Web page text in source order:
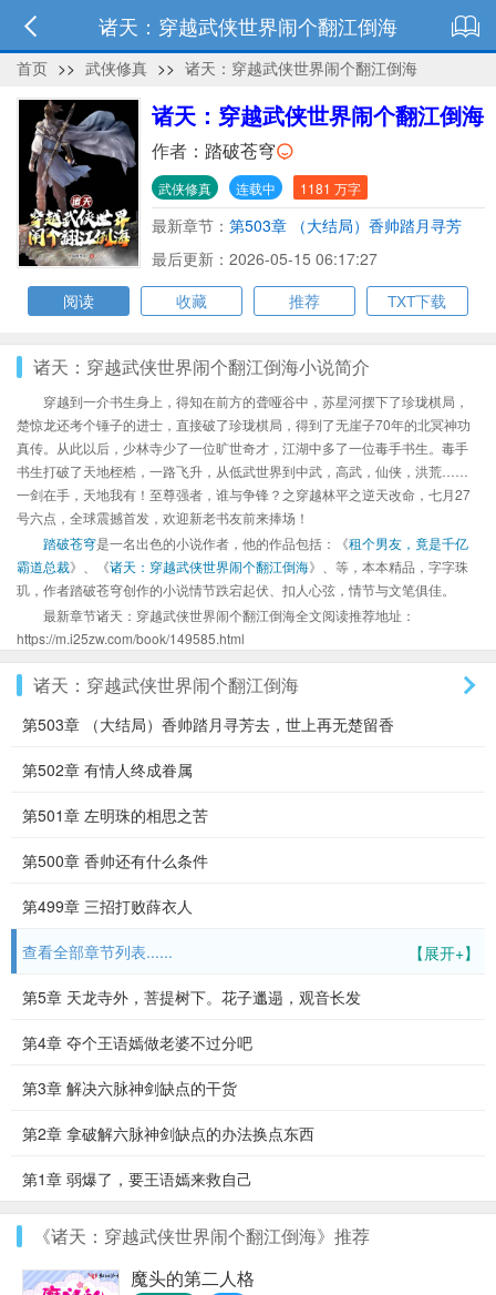
诸天：穿越武侠世界闹个翻江倒海
首页 >> 武侠修真 >> 诸天：穿越武侠世界闹个翻江倒海
诸天：穿越武侠世界闹个翻江倒海
作者： 踏破苍穹
武侠修真 连载中 1181 万字
最新章节： 第503章 （大结局）香帅踏月寻芳
去，世上再无楚留香
最后更新：2026-05-15 06:17:27
阅读
收藏 推荐 TXT下载
诸天：穿越武侠世界闹个翻江倒海小说简介
穿越到一介书生身上，得知在前方的聋哑谷中，苏星河摆下了珍珑棋局，
楚惊龙还考个锤子的进士，直接破了珍珑棋局，得到了无崖子70年的北冥神功
真传。从此以后，少林寺少了一位旷世奇才，江湖中多了一位毒手书生。毒手
书生打破了天地桎梏，一路飞升，从低武世界到中武，高武，仙侠，洪荒……
一剑在手，天地我有！至尊强者，谁与争锋？之穿越林平之逆天改命，七月27
号六点，全球震撼首发，欢迎新老书友前来捧场！
踏破苍穹是一名出色的小说作者，他的作品包括：《租个男友，竟是千亿
霸道总裁》、《诸天：穿越武侠世界闹个翻江倒海》、等，本本精品，字字珠
玑，作者踏破苍穹创作的小说情节跌宕起伏、扣人心弦，情节与文笔俱佳。
最新章节诸天：穿越武侠世界闹个翻江倒海全文阅读推荐地址：
https://m.i25zw.com/book/149585.html
诸天：穿越武侠世界闹个翻江倒海
第503章 （大结局）香帅踏月寻芳去，世上再无楚留香
第502章 有情人终成眷属
第501章 左明珠的相思之苦
第500章 香帅还有什么条件
第499章 三招打败薛衣人
【展开+】
查看全部章节列表......
第5章 天龙寺外，菩提树下。花子邋遢，观音长发
第4章 夺个王语嫣做老婆不过分吧
第3章 解决六脉神剑缺点的干货
第2章 拿破解六脉神剑缺点的办法换点东西
第1章 弱爆了，要王语嫣来救自己
《诸天：穿越武侠世界闹个翻江倒海》推荐
魔头的第二人格